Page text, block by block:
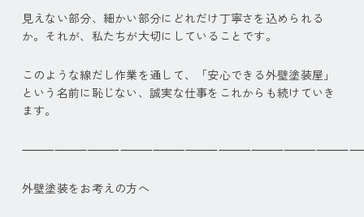
見えない部分、細かい部分にどれだけ丁寧さを込められる
か。それが、私たちが大切にしていることです。
このような線だし作業を通して、「安心できる外壁塗装屋」
という名前に恥じない、誠実な仕事をこれからも続けていき
ます。
外壁塗装をお考えの方へ